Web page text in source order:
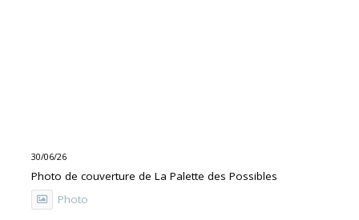
30/06/26
Photo de couverture de La Palette des Possibles
Photo